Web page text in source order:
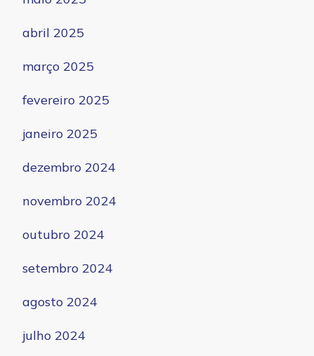
abril 2025
março 2025
fevereiro 2025
janeiro 2025
dezembro 2024
novembro 2024
outubro 2024
setembro 2024
agosto 2024
julho 2024